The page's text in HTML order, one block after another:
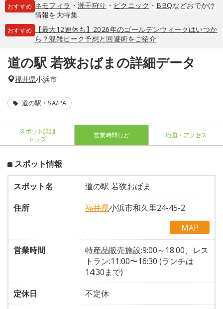
おすすめ ネモフィラ ・ 潮干狩り ・ ピクニック ・ BBQなどおでかけ
情報を大特集
おすすめ
【最大12連休も】2026年のゴールデンウィークはいつか
ら？混雑ピーク予想と回避術をご紹介
道の駅 若狭おばまの詳細データ
福井県小浜市
道の駅・SA/PA
スポット詳細
トップ
営業時間など 地図・アクセス
スポット情報
スポット名
道の駅 若狭おばま
住所
福井県小浜市和久里24-45-2
MAP
営業時間
特産品販売施設:9:00～18:00、レス
トラン:11:00〜16:30 (ランチは
14:30まで)
定休日
不定休